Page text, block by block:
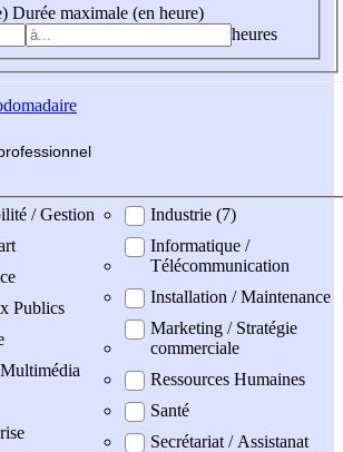
Durée maximale (en heure)
heures
fessionnel
/ Gestion
Publics
Industrie (7)
Informatique /
Télécommunication
Installation / Maintenance
Marketing / Stratégie
commerciale
Ressources Humaines
Santé
Secrétariat / Assistanat